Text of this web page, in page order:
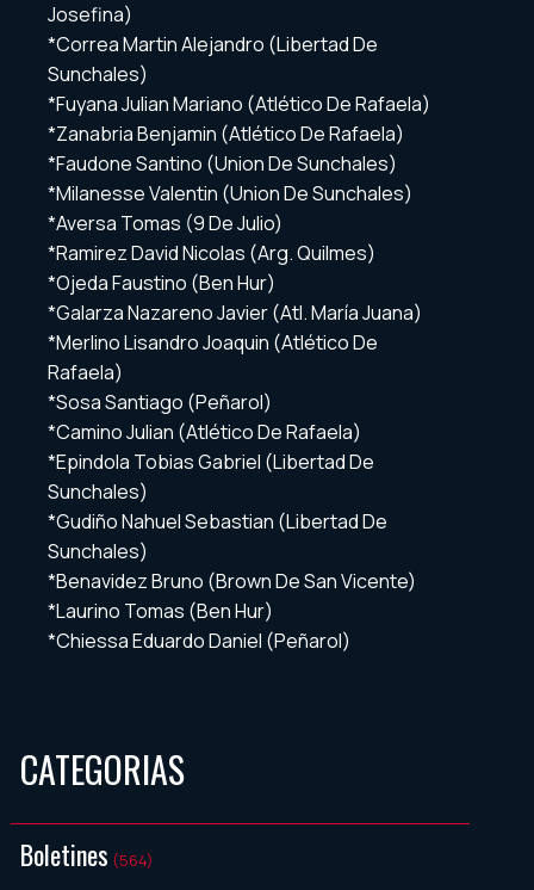
Josefina)
*Correa Martin Alejandro (Libertad De
Sunchales)
*Fuyana Julian Mariano (Atlético De Rafaela)
*Zanabria Benjamin (Atlético De Rafaela)
*Faudone Santino (Union De Sunchales)
*Milanesse Valentin (Union De Sunchales)
*Aversa Tomas (9 De Julio)
*Ramirez David Nicolas (Arg. Quilmes)
*Ojeda Faustino (Ben Hur)
*Galarza Nazareno Javier (Atl. María Juana)
*Merlino Lisandro Joaquin (Atlético De
Rafaela)
*Sosa Santiago (Peñarol)
*Camino Julian (Atlético De Rafaela)
*Epindola Tobias Gabriel (Libertad De
Sunchales)
*Gudiño Nahuel Sebastian (Libertad De
Sunchales)
*Benavidez Bruno (Brown De San Vicente)
*Laurino Tomas (Ben Hur)
*Chiessa Eduardo Daniel (Peñarol)
CATEGORIAS
Boletines (564)